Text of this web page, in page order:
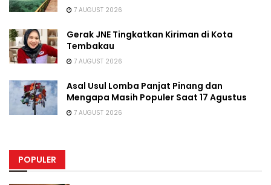
7 AUGUST 2026
Gerak JNE Tingkatkan Kiriman di Kota
Tembakau
7 AUGUST 2026
Asal Usul Lomba Panjat Pinang dan
Mengapa Masih Populer Saat 17 Agustus
7 AUGUST 2026
POPULER